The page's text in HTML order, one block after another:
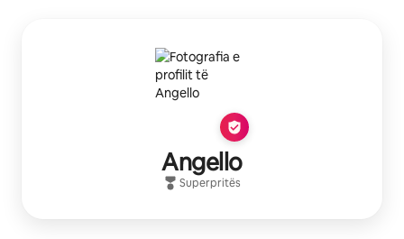
Angello
Superpritës